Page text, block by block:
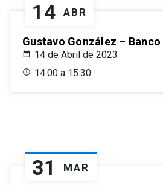
14 ABR
Gustavo González –
14 de Abril de 2023
14:00 a 15:30
31 MAR